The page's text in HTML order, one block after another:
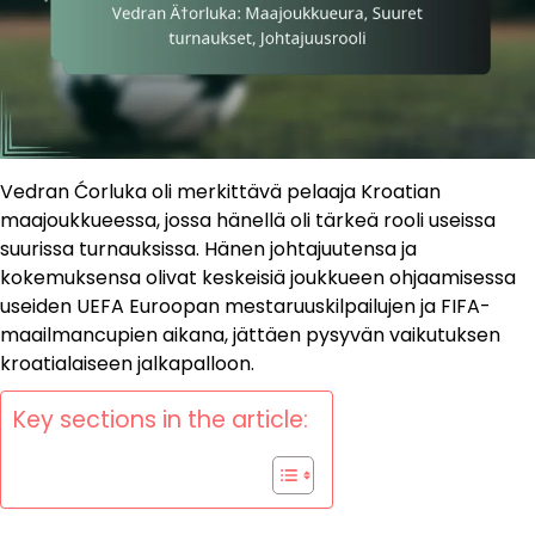
Vedran Ćorluka oli merkittävä pelaaja Kroatian
maajoukkueessa, jossa hänellä oli tärkeä rooli useissa
suurissa turnauksissa. Hänen johtajuutensa ja
kokemuksensa olivat keskeisiä joukkueen ohjaamisessa
useiden UEFA Euroopan mestaruuskilpailujen ja FIFA-
maailmancupien aikana, jättäen pysyvän vaikutuksen
kroatialaiseen jalkapalloon.
Key sections in the article: